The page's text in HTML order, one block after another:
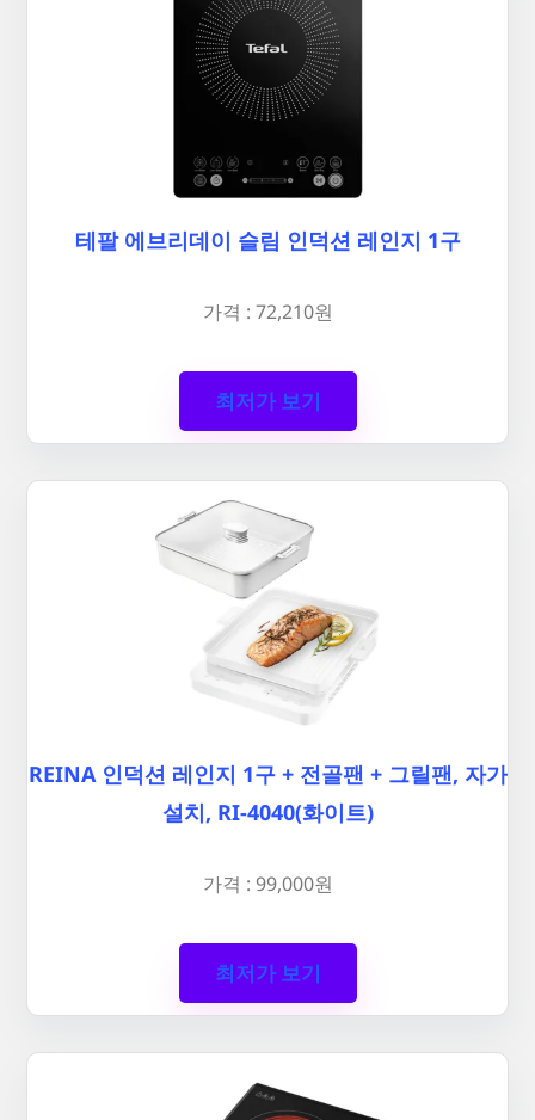
테팔 에브리데이 슬림 인덕션 레인지 1구
가격 : 72,210원
최저가 보기
REINA 인덕션 레인지 1구 + 전골팬 + 그릴팬, 자가
설치, RI-4040(화이트)
가격 : 99,000원
최저가 보기